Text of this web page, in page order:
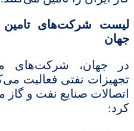
لیست شرکت‌های تامین
جهان
در جهان، شرکت‌های
تجهیزات نفتی فعالیت
اتصالات صنایع نفت و گاز
کرد: